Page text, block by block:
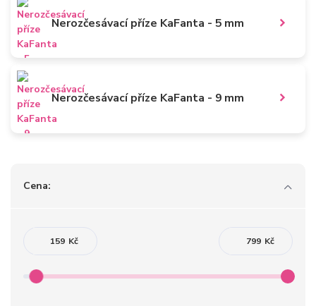
Nerozčesávací příze KaFanta - 5 mm
Nerozčesávací příze KaFanta - 9 mm
Cena:
Kč Kč